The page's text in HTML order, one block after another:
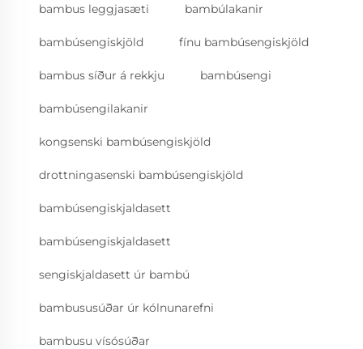
bambus leggjasæti bambúlakanir
bambúsengiskjöld fínu bambúsengiskjöld
bambus síður á rekkju bambúsengi
bambúsengilakanir
kongsenski bambúsengiskjöld
drottningasenski bambúsengiskjöld
bambúsengiskjaldasett
bambúsengiskjaldasett
sengiskjaldasett úr bambú
bambususúðar úr kólnunarefni
bambusu vísósúðar